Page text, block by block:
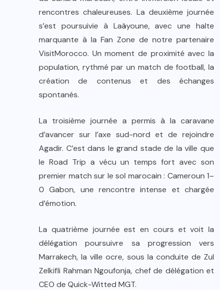
rencontres chaleureuses. La deuxième journée
s’est poursuivie à Laâyoune, avec une halte
marquante à la Fan Zone de notre partenaire
VisitMorocco. Un moment de proximité avec la
population, rythmé par un match de football, la
création de contenus et des échanges
spontanés.
La troisième journée a permis à la caravane
d’avancer sur l’axe sud-nord et de rejoindre
Agadir. C’est dans le grand stade de la ville que
le Road Trip a vécu un temps fort avec son
premier match sur le sol marocain : Cameroun 1–
0 Gabon, une rencontre intense et chargée
d’émotion.
La quatrième journée est en cours et voit la
délégation poursuivre sa progression vers
Marrakech, la ville ocre, sous la conduite de Zul
Zelkifli Rahman Ngoufonja, chef de délégation et
CEO de Quick-Witted MGT.